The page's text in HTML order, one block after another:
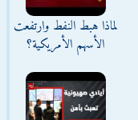
لماذا هبط النفط وارتفعت
الأسهم الأمريكية؟